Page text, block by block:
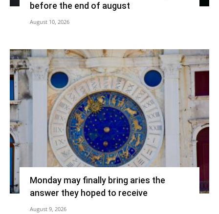
before the end of august
August 10, 2026
Monday may finally bring aries the
answer they hoped to receive
August 9, 2026